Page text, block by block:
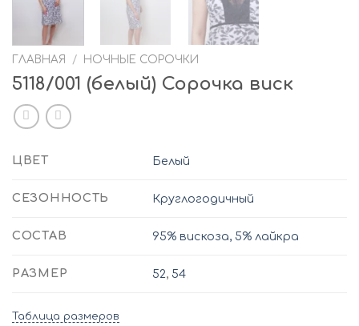
ГЛАВНАЯ / НОЧНЫЕ СОРОЧКИ
5118/001 (белый) Сорочка виск
ЦВЕТ Белый
СЕЗОННОСТЬ Круглогодичный
СОСТАВ 95% вискоза, 5% лайкра
РАЗМЕР 52, 54
Таблица размеров